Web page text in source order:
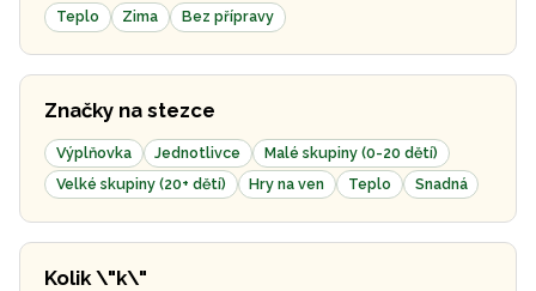
Teplo Zima Bez přípravy
Značky na stezce
Výplňovka Jednotlivce
Malé skupiny (0-20 dětí)
Velké skupiny (20+ dětí)
Hry na ven Teplo Snadná
Kolik \"k\"